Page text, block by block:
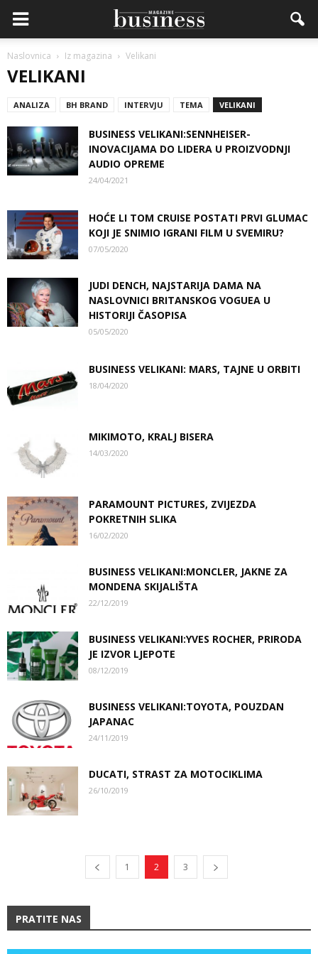
Naslovnica Iz magazina Velikani
VELIKANI
ANALIZA BH BRAND INTERVJU TEMA VELIKANI
BUSINESS VELIKANI:SENNHEISER-
INOVACIJAMA DO LIDERA U PROIZVODNJI
AUDIO OPREME
24/04/2021
HOĆE LI TOM CRUISE POSTATI PRVI GLUMAC
KOJI JE SNIMIO IGRANI FILM U SVEMIRU?
07/05/2020
JUDI DENCH, NAJSTARIJA DAMA NA
NASLOVNICI BRITANSKOG VOGUEA U
HISTORIJI ČASOPISA
05/05/2020
BUSINESS VELIKANI: MARS, TAJNE U ORBITI
18/04/2020
MIKIMOTO, KRALJ BISERA
14/03/2020
PARAMOUNT PICTURES, ZVIJEZDA
POKRETNIH SLIKA
16/02/2020
BUSINESS VELIKANI:MONCLER, JAKNE ZA
MONDENA SKIJALIŠTA
22/12/2019
BUSINESS VELIKANI:YVES ROCHER, PRIRODA
JE IZVOR LJEPOTE
08/12/2019
BUSINESS VELIKANI:TOYOTA, POUZDAN
JAPANAC
24/11/2019
DUCATI, STRAST ZA MOTOCIKLIMA
26/10/2019
1 2 3
PRATITE NAS